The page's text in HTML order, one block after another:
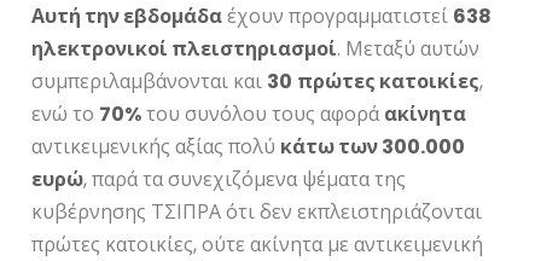
Αυτή την εβδομάδαέχουν προγραμματιστεί 638
ηλεκτρονικοί πλειστηριασμοί. Μεταξύ αυτών
συμπεριλαμβάνονται και 30 πρώτες κατοικίες,
ενώ το 70%του συνόλου τους αφοράακίνητα
αντικειμενικής αξίας πολύ κάτω των 300.000
ευρώ, παρά τα συνεχιζόμενα ψέματα της
κυβέρνησης ΤΣΙΠΡΑ ότι δεν εκπλειστηριάζονται
πρώτες κατοικίες, ούτε ακίνητα με αντικειμενική